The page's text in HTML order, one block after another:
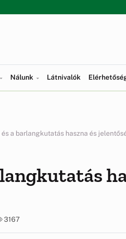
Nálunk Látnivalók
a barlangkutatás haszna és
3167